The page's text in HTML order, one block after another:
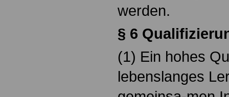
werden.
§ 6
(1) Ein hohes
lebenslanges